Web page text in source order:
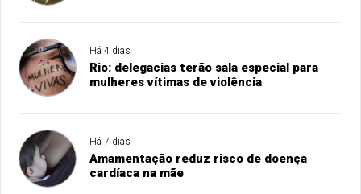
Há 4 dias
Rio: delegacias terão sala especial para
mulheres vítimas de violência
Há 7 dias
Amamentação reduz risco de doença
cardíaca na mãe